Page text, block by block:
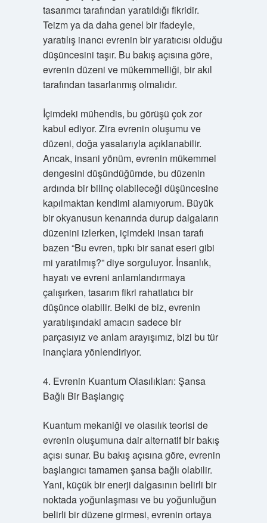
tasarımcı tarafından yaratıldığı fikridir.
Teizm ya da daha genel bir ifadeyle,
yaratılış inancı evrenin bir yaratıcısı olduğu
düşüncesini taşır. Bu bakış açısına göre,
evrenin düzeni ve mükemmelliği, bir akıl
tarafından tasarlanmış olmalıdır.
İçimdeki mühendis, bu görüşü çok zor
kabul ediyor. Zira evrenin oluşumu ve
düzeni, doğa yasalarıyla açıklanabilir.
Ancak, insani yönüm, evrenin mükemmel
dengesini düşündüğümde, bu düzenin
ardında bir bilinç olabileceği düşüncesine
kapılmaktan kendimi alamıyorum. Büyük
bir okyanusun kenarında durup dalgaların
düzenini izlerken, içimdeki insan tarafı
bazen “Bu evren, tıpkı bir sanat eseri gibi
mi yaratılmış?” diye sorguluyor. İnsanlık,
hayatı ve evreni anlamlandırmaya
çalışırken, tasarım fikri rahatlatıcı bir
düşünce olabilir. Belki de biz, evrenin
yaratılışındaki amacın sadece bir
parçasıyız ve anlam arayışımız, bizi bu tür
inançlara yönlendiriyor.
4. Evrenin Kuantum Olasılıkları: Şansa
Bağlı Bir Başlangıç
Kuantum mekaniği ve olasılık teorisi de
evrenin oluşumuna dair alternatif bir bakış
açısı sunar. Bu bakış açısına göre, evrenin
başlangıcı tamamen şansa bağlı olabilir.
Yani, küçük bir enerji dalgasının belirli bir
noktada yoğunlaşması ve bu yoğunluğun
belirli bir düzene girmesi, evrenin ortaya